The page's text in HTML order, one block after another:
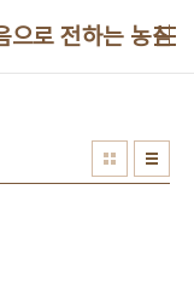
로 전하는 농심